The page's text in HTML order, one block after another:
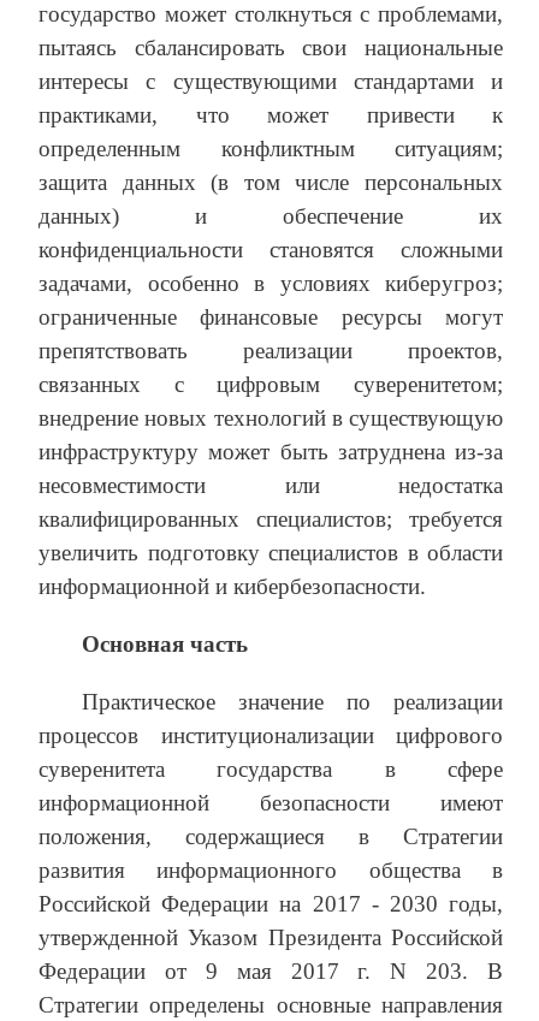
государство может столкнуться с проблемами,
пытаясь сбалансировать свои национальные
интересы с существующими стандартами и
практиками, что может привести к
определенным конфликтным ситуациям;
защита данных (в том числе персональных
данных) и обеспечение их
конфиденциальности становятся сложными
задачами, особенно в условиях киберугроз;
ограниченные финансовые ресурсы могут
препятствовать реализации проектов,
связанных с цифровым суверенитетом;
внедрение новых технологий в существующую
инфраструктуру может быть затруднена из-за
несовместимости или недостатка
квалифицированных специалистов; требуется
увеличить подготовку специалистов в области
информационной и кибербезопасности.
Основная часть
Практическое значение по реализации
процессов институционализации цифрового
суверенитета государства в сфере
информационной безопасности имеют
положения, содержащиеся в Стратегии
развития информационного общества в
Российской Федерации на 2017 - 2030 годы,
утвержденной Указом Президента Российской
Федерации от 9 мая 2017 г. N 203. В
Стратегии определены основные направления